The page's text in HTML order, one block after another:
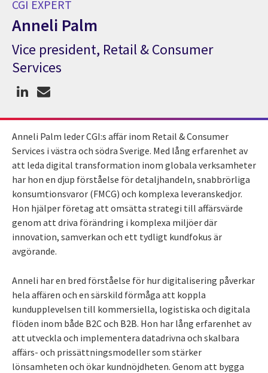
CGI EXPERT
Anneli Palm
CGI Expert Anneli Palm
Vice president, Retail & Consumer
Services
Anneli Palm leder CGI:s affär inom Retail & Consumer
Services i västra och södra Sverige. Med lång erfarenhet av
att leda digital transformation inom globala verksamheter
har hon en djup förståelse för detaljhandeln, snabbrörliga
konsumtionsvaror (FMCG) och komplexa leveranskedjor.
Hon hjälper företag att omsätta strategi till affärsvärde
genom att driva förändring i komplexa miljöer där
innovation, samverkan och ett tydligt kundfokus är
avgörande.
Anneli har en bred förståelse för hur digitalisering påverkar
hela affären och en särskild förmåga att koppla
kundupplevelsen till kommersiella, logistiska och digitala
flöden inom både B2C och B2B. Hon har lång erfarenhet av
att utveckla och implementera datadrivna och skalbara
affärs- och prissättningsmodeller som stärker
lönsamheten och ökar kundnöjdheten. Genom att bygga